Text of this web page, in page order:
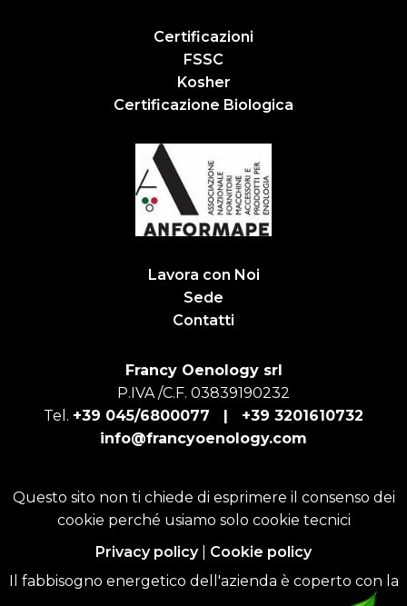
Certificazioni
FSSC
Kosher
Certificazione Biologica
Lavora con Noi
Sede
Contatti
Francy Oenology srl
P.IVA /C.F. 03839190232
Tel. +39 045/6800077 | +39 3201610732
info@francyoenology.com
Questo sito non ti chiede di esprimere il consenso dei
cookie perché usiamo solo cookie tecnici
Privacy policy| Cookie policy
Il fabbisogno energetico dell'azienda è coperto con la